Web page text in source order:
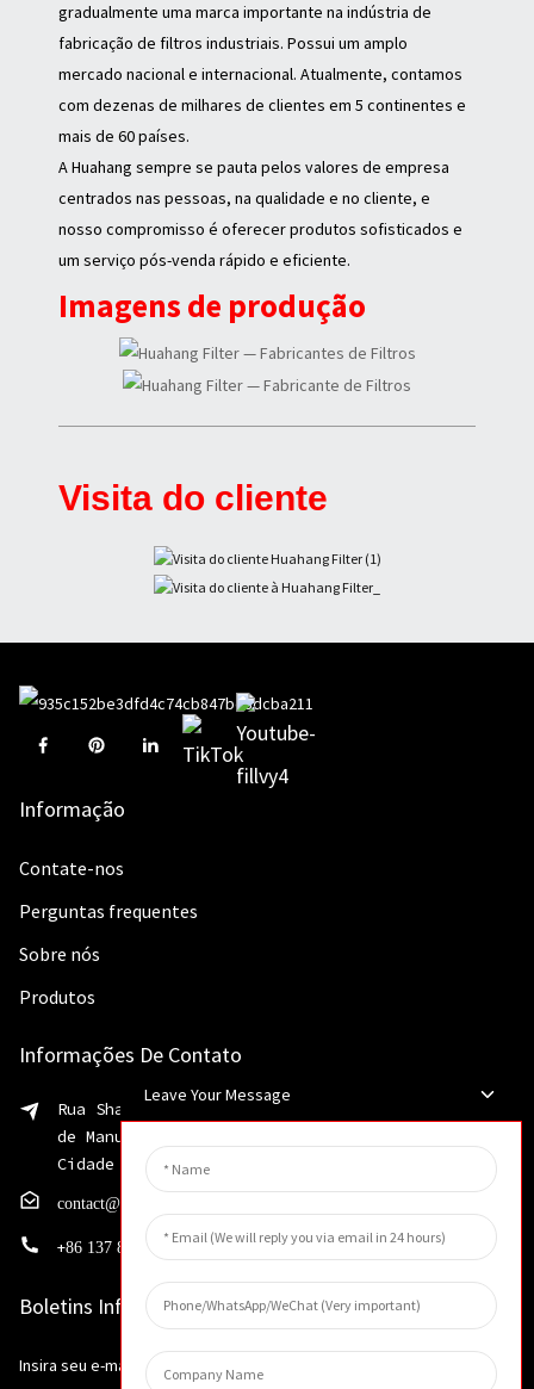
gradualmente uma marca importante na indústria de
fabricação de filtros industriais. Possui um amplo
mercado nacional e internacional. Atualmente, contamos
com dezenas de milhares de clientes em 5 continentes e
mais de 60 países.
A Huahang sempre se pauta pelos valores de empresa
centrados nas pessoas, na qualidade e no cliente, e
nosso compromisso é oferecer produtos sofisticados e
um serviço pós-venda rápido e eficiente.
Imagens de produção
Visita do cliente
Informação
Contate-nos
Perguntas frequentes
Sobre nós
Produtos
Informações De Contato
Rua Shaohua, nº 199, Zona de Desenvolvimento
de Manufatura Avançada, Distrito de Weibin,
Cidade de Xinxiang, Província de Henan
contact@huahangfilter.com
+86 137 8194 7634
Boletins Informativos
Insira seu e-mail e enviaremos os planos mais recentes para você.
Leave Your Message